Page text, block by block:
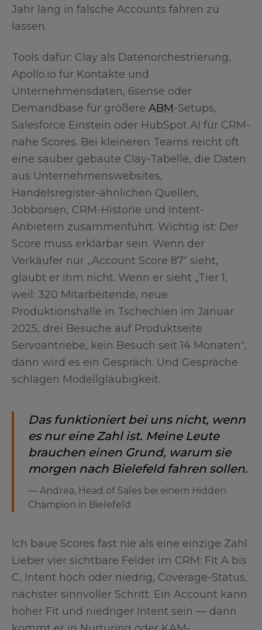
Jahr lang in falsche Accounts fahren zu
lassen.
Tools dafür: Clay als Datenorchestrierung,
Apollo.io für Kontakte und
Unternehmensdaten, 6sense oder
Demandbase für größere ABM-Setups,
Salesforce Einstein oder HubSpot AI für CRM-
nahe Scores. Bei kleineren Teams reicht oft
eine sauber gebaute Clay-Tabelle, die Daten
aus Unternehmenswebsites,
Handelsregister-ähnlichen Quellen,
Jobbörsen, CRM-Historie und Intent-
Anbietern zusammenführt. Wichtig ist: Der
Score muss erklärbar sein. Wenn der
Verkäufer nur „Account Score 87“ sieht,
glaubt er ihm nicht. Wenn er sieht „Tier 1,
weil: 320 Mitarbeitende, neue
Produktionshalle in Tschechien im Januar
2025, drei Besuche auf Produktseite
Servoantriebe, kein Besuch seit 14 Monaten“,
dann wird es ein Gespräch. Und Gespräche
schlagen Modellgläubigkeit.
Das funktioniert bei uns nicht, wenn
es nur eine Zahl ist. Meine Leute
brauchen einen Grund, warum sie
morgen nach Bielefeld fahren sollen.
— Andrea, Head of Sales bei einem Hidden
Champion in Bielefeld
Ich baue Scores fast nie als eine einzige Zahl.
Lieber vier sichtbare Felder im CRM: Fit A bis
C, Intent hoch oder niedrig, Coverage-Status,
nächster sinnvoller Schritt. Ein Account kann
hoher Fit und niedriger Intent sein — dann